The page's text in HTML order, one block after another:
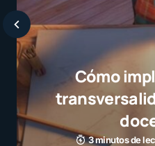
Cómo
3 minutos de